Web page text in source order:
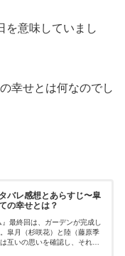
を意味していまし
幸せとは何なのでし
バレ感想とあらすじ〜皐
の幸せとは？
最終回は、ガーデンが完成し
皐月（杉咲花）と陸（藤原季
互いの思いを確認し、それぞ